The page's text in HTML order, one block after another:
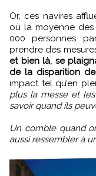
Or, ces navires
où la moyenne des
000 personnes
prendre des
et bien là, se
de la disparition
impact tel qu’en
plus la messe et
savoir quand ils
Un comble quand
aussi ressembler à